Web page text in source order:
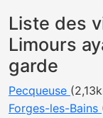
Liste des
Limours
garde
Pecqueuse
Forges-les-Bains